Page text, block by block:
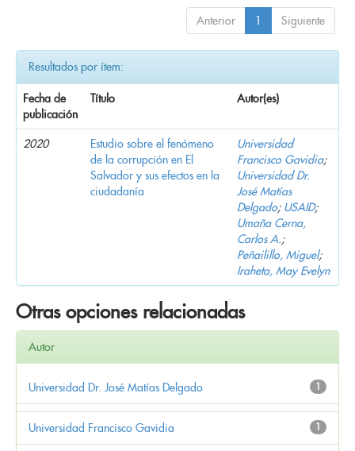
Anterior 1 Siguiente
Resultados por ítem:
Fecha de
publicación
Título Autor(es)
2020
Estudio sobre el fenómeno
de la corrupción en El
Salvador y sus efectos en la
ciudadanía
Universidad
Francisco Gavidia;
Universidad Dr.
José Matías
Delgado; USAID;
Umaña Cerna,
Carlos A.;
Peñailillo, Miguel;
Iraheta, May Evelyn
Otras opciones relacionadas
Autor
1
Universidad Dr. José Matías Delgado
1
Universidad Francisco Gavidia